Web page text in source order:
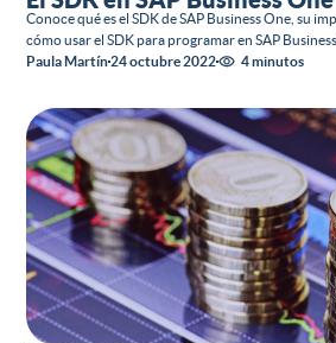
Conoce qué es el SDK de SAP Business One, su
cómo usar el SDK para programar en SAP
Paula Martín24 octubre 2022 4 minutos